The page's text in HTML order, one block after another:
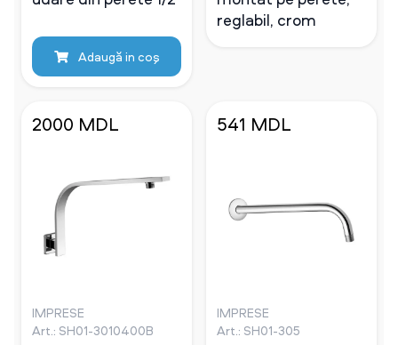
Adaugă in coş
reglabil, crom
2000 MDL
IMPRESE
Art.: SH01-3010400B
541 MDL
IMPRESE
Art.: SH01-305